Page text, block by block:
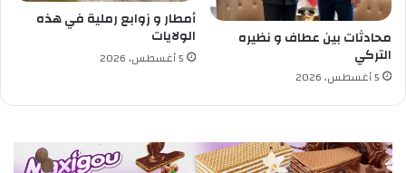
م
ا
ن
ج
ز
ا
ئ
ف
ا
ل
محادثات بين عطاف و نظيره
التركي
5 أغسطس، 2026
أمطار و زوابع رملية في هذه
الولايات
5 أغسطس، 2026